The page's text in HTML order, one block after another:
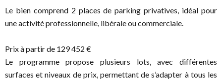
Le bien comprend 2 places de parking privatives, idéal pour
une activité professionnelle, libérale ou commerciale.
Prix à partir de 129 452 €
Le programme propose plusieurs lots, avec différentes
surfaces et niveaux de prix, permettant de s’adapter à tous les